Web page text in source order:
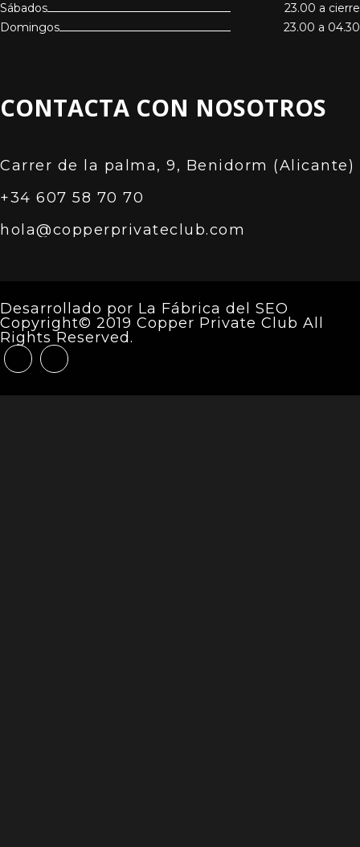
Sábados
23.00 a cierre
Domingos
23.00 a 04.30
CONTACTA CON NOSOTROS
Carrer de la palma, 9, Benidorm (Alicante)
+34 607 58 70 70
hola@copperprivateclub.com
Desarrollado por La Fábrica del SEO
Copyright© 2019 Copper Private Club All
Rights Reserved.